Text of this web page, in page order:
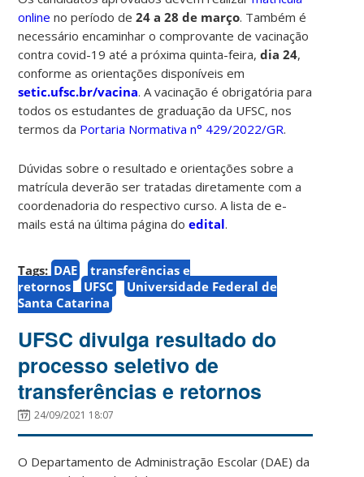
online no período de24 a 28 de março. Também é
necessário encaminhar o comprovante de vacinação
contra covid-19 até a próxima quinta-feira,dia 24,
conforme as orientações disponíveis em
setic.ufsc.br/vacina. A vacinação é obrigatória para
todos os estudantes de graduação da UFSC, nos
termos da Portaria Normativa n° 429/2022/GR.
Dúvidas sobre o resultado e orientações sobre a
matrícula deverão ser tratadas diretamente com a
coordenadoria do respectivo curso. A lista de e-
mails está na última página doedital.
Tags: DAE
transferências e
retornos
UFSC
Universidade Federal de
Santa Catarina
UFSC divulga resultado do
processo seletivo de
transferências e retornos
24/09/2021 18:07
O Departamento de Administração Escolar (DAE) da